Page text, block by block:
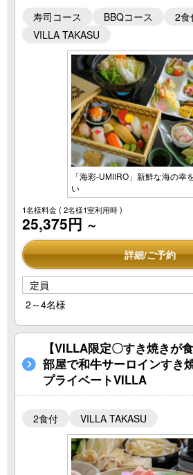
寿司コース BBQコース
2食
VILLA TAKASU
「海彩-UMIIRO」新鮮な海の幸
い
1名様料金( 2名様1室利用時 )
25,375円 ～
詳細/ご予約
定員
2～4名様
【VILLA限定〇すき焼きが
部屋で和牛サーロインすき
プライベートVILLA
2食付 VILLA TAKASU